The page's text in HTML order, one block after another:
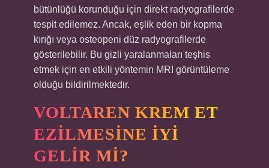
bütünlüğü korunduğu için direkt radyografilerde
tespit edilemez. Ancak, eşlik eden bir kopma
kırığı veya osteopeni düz radyografilerde
gösterilebilir. Bu gizli yaralanmaları teşhis
etmek için en etkili yöntemin MRI görüntüleme
olduğu bildirilmektedir.
VOLTAREN KREM ET
EZILMESINE IYI
GELIR MI?